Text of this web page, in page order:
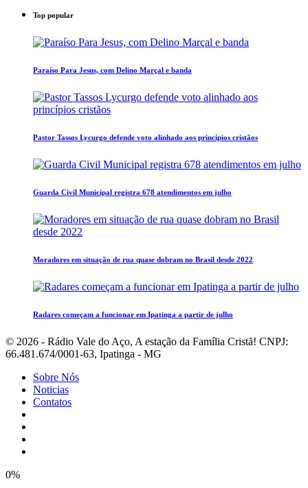
Top popular
Paraíso Para Jesus, com Delino Marçal e banda
Pastor Tassos Lycurgo defende voto alinhado aos princípios cristãos
Guarda Civil Municipal registra 678 atendimentos em julho
Moradores em situação de rua quase dobram no Brasil desde 2022
Radares começam a funcionar em Ipatinga a partir de julho
© 2026 - Rádio Vale do Aço, A estação da Família Cristã! CNPJ:
66.481.674/0001-63, Ipatinga - MG
Sobre Nós
Noticias
Contatos
0%